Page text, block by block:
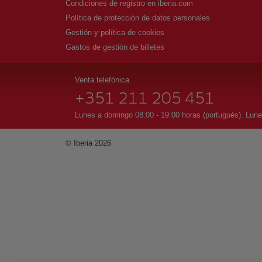
Condiciones de registro en iberia.com
Política de protección de datos personales
Gestión y política de cookies
Gastos de gestión de billetes
Venta telefónica
+351 211 205 451
Lunes a domingo 08:00 - 19:00 horas (portugués).
© Iberia 2026